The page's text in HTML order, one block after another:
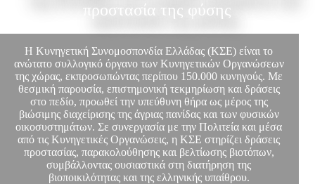
προστασία της φύσης
Η Κυνηγετική Συνομοσπονδία Ελλάδας (ΚΣΕ) είναι το
ανώτατο συλλογικό όργανο των Κυνηγετικών Οργανώσεων
της χώρας, εκπροσωπώντας περίπου 150.000 κυνηγούς. Με
θεσμική παρουσία, επιστημονική τεκμηρίωση και δράσεις
στο πεδίο, προωθεί την υπεύθυνη θήρα ως μέρος της
βιώσιμης διαχείρισης της άγριας πανίδας και των φυσικών
οικοσυστημάτων. Σε συνεργασία με την Πολιτεία και μέσα
από τις Κυνηγετικές Οργανώσεις, η ΚΣΕ στηρίζει δράσεις
προστασίας, παρακολούθησης και βελτίωσης βιοτόπων,
συμβάλλοντας ουσιαστικά στη διατήρηση της
βιοποικιλότητας και της ελληνικής υπαίθρου.